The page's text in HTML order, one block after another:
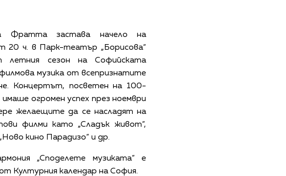
Фратта застава начело на
20 ч. в Парк-театър „Борисова“
сезон на Софийската
музика от всепризнатите
Концертът, посветен на 100-
имаше огромен успех през ноември
желаещите да се насладят на
филми като „Сладък живот“,
кино Парадизо“ и др.
„Споделете музиката“ е
Културния календар на София.